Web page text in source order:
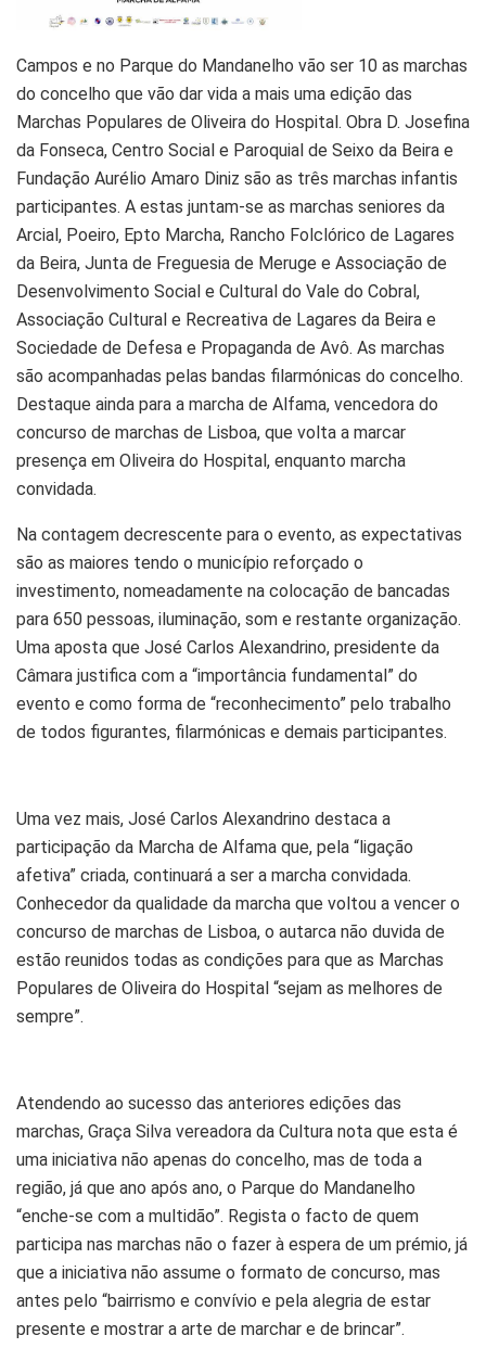
Campos e no Parque do Mandanelho vão ser 10 as marchas
do concelho que vão dar vida a mais uma edição das
Marchas Populares de Oliveira do Hospital. Obra D. Josefina
da Fonseca, Centro Social e Paroquial de Seixo da Beira e
Fundação Aurélio Amaro Diniz são as três marchas infantis
participantes. A estas juntam-se as marchas seniores da
Arcial, Poeiro, Epto Marcha, Rancho Folclórico de Lagares
da Beira, Junta de Freguesia de Meruge e Associação de
Desenvolvimento Social e Cultural do Vale do Cobral,
Associação Cultural e Recreativa de Lagares da Beira e
Sociedade de Defesa e Propaganda de Avô. As marchas
são acompanhadas pelas bandas filarmónicas do concelho.
Destaque ainda para a marcha de Alfama, vencedora do
concurso de marchas de Lisboa, que volta a marcar
presença em Oliveira do Hospital, enquanto marcha
convidada.
Na contagem decrescente para o evento, as expectativas
são as maiores tendo o município reforçado o
investimento, nomeadamente na colocação de bancadas
para 650 pessoas, iluminação, som e restante organização.
Uma aposta que José Carlos Alexandrino, presidente da
Câmara justifica com a “importância fundamental” do
evento e como forma de “reconhecimento” pelo trabalho
de todos figurantes, filarmónicas e demais participantes.
Uma vez mais, José Carlos Alexandrino destaca a
participação da Marcha de Alfama que, pela “ligação
afetiva” criada, continuará a ser a marcha convidada.
Conhecedor da qualidade da marcha que voltou a vencer o
concurso de marchas de Lisboa, o autarca não duvida de
estão reunidos todas as condições para que as Marchas
Populares de Oliveira do Hospital “sejam as melhores de
sempre”.
Atendendo ao sucesso das anteriores edições das
marchas, Graça Silva vereadora da Cultura nota que esta é
uma iniciativa não apenas do concelho, mas de toda a
região, já que ano após ano, o Parque do Mandanelho
“enche-se com a multidão”. Regista o facto de quem
participa nas marchas não o fazer à espera de um prémio, já
que a iniciativa não assume o formato de concurso, mas
antes pelo “bairrismo e convívio e pela alegria de estar
presente e mostrar a arte de marchar e de brincar”.